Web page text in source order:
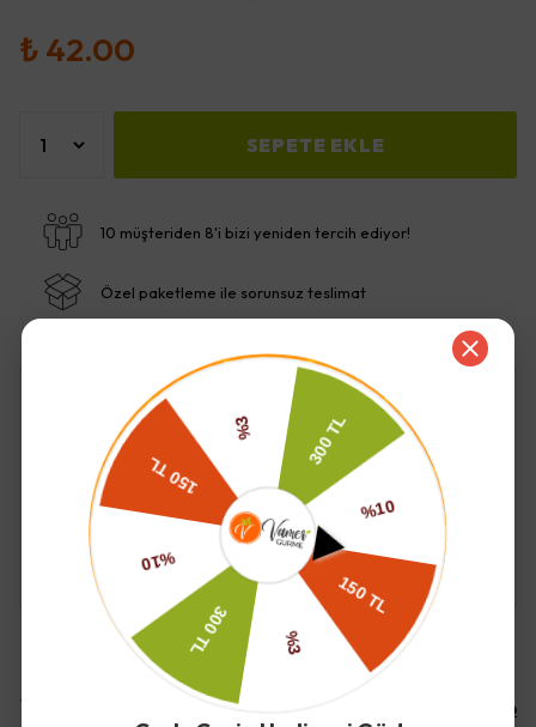
₺ 42.00
SEPETE EKLE
10 müşteriden 8'i bizi yeniden tercih ediyor!
Özel paketleme ile sorunsuz teslimat
İade ve Değişim
Kargo ve Teslimat
Yorumlar Yorum Yap